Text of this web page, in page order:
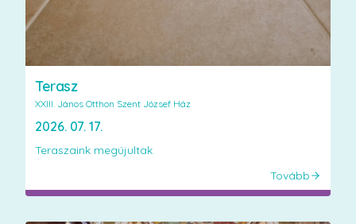
Terasz
XXIII. János Otthon Szent József Ház
2026. 07. 17.
Teraszaink megújultak
Tovább